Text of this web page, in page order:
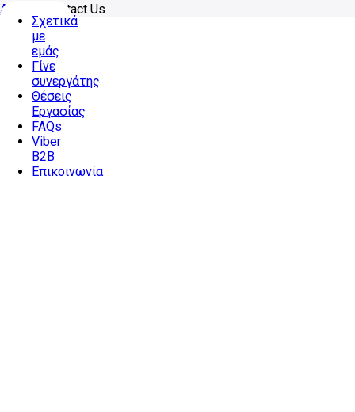
Αρχική Contact Us
Σχετικά
με
εμάς
Γίνε
συνεργάτης
Θέσεις
Εργασίας
FAQs
Viber
B2B
Επικοινωνία